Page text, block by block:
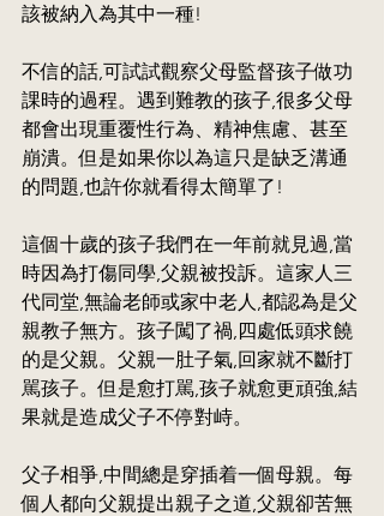
該被納入為其中一種!
不信的話,可試試觀察父母監督孩子做功
課時的過程。遇到難教的孩子,很多父母
都會出現重覆性行為、精神焦慮、甚至
崩潰。但是如果你以為這只是缺乏溝通
的問題,也許你就看得太簡單了!
這個十歲的孩子我們在一年前就見過,當
時因為打傷同學,父親被投訴。這家人三
代同堂,無論老師或家中老人,都認為是父
親教子無方。孩子闖了禍,四處低頭求饒
的是父親。父親一肚子氣,回家就不斷打
駡孩子。但是愈打駡,孩子就愈更頑強,結
果就是造成父子不停對峙。
父子相爭,中間總是穿插着一個母親。每
個人都向父親提出親子之道,父親卻苦無